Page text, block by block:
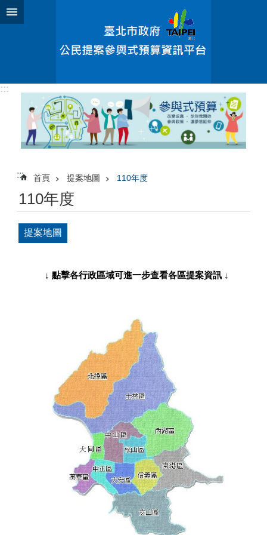
跳到主要內容區塊
:::
::: 首頁 提案地圖 110年度
110年度
提案地圖
↓ 點擊各行政區域可進一步查看各區提案資訊 ↓